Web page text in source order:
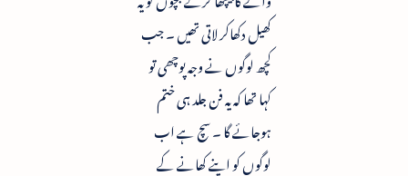
کھیل دکھاکر لاتی تھیں ۔ جب
کچھ لوگوں نے وجہ پوچھی تو
کہا تھا کہ یہ فن جلد ہی ختم
ہوجائے گا ۔ سچ ہے اب
لوگوں کو اپنے کھانے کے